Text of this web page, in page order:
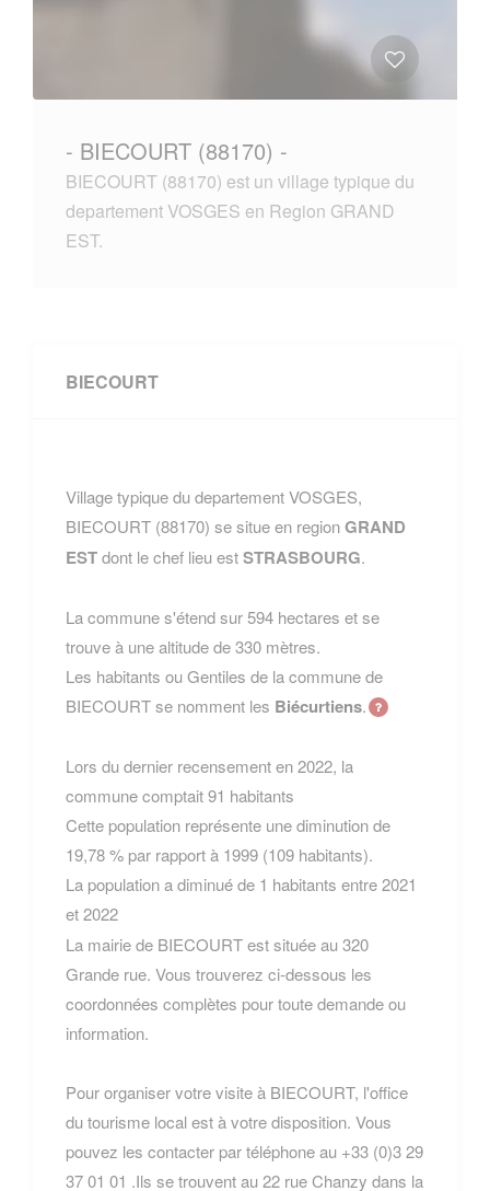
- BIECOURT (88170) -
BIECOURT (88170) est un village typique du
departement VOSGES en Region GRAND
EST.
BIECOURT
Village typique du departement VOSGES,
BIECOURT (88170) se situe en regionGRAND
ESTdont le chef lieu estSTRASBOURG.
La commune s'étend sur 594 hectares et se
trouve à une altitude de 330 mètres.
Les habitants ou Gentiles de la commune de
BIECOURT se nomment les Biécurtiens.
Lors du dernier recensement en 2022, la
commune comptait 91 habitants
Cette population représente une diminution de
19,78 % par rapport à 1999 (109 habitants).
La population a diminué de 1 habitants entre 2021
et 2022
La mairie de BIECOURT est située au 320
Grande rue. Vous trouverez ci-dessous les
coordonnées complètes pour toute demande ou
information.
Pour organiser votre visite à BIECOURT, l'office
du tourisme local est à votre disposition. Vous
pouvez les contacter par téléphone au +33 (0)3 29
37 01 01 .Ils se trouvent au 22 rue Chanzy dans la